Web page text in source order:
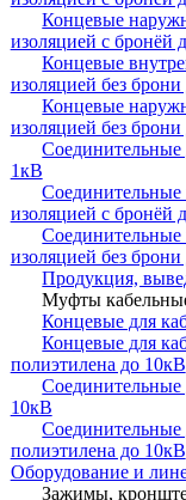
Концевые
изоляцией с бронёй
Концевые
изоляцией без
Концевые
изоляцией без
Соединительные
1кВ
изоляцией с бронёй
изоляцией без
Продукция,
Муфты
Концевые для
Концевые для
полиэтилена до 10кВ
Соединительные
10кВ
Соединительные
полиэтилена до 10кВ
Оборудование и
Зажимы,